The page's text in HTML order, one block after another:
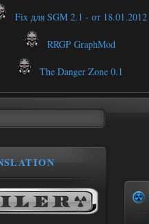
Fix для SGM 2.1 - от 18.01.2012
RRGP GraphMod
The Danger Zone 0.1